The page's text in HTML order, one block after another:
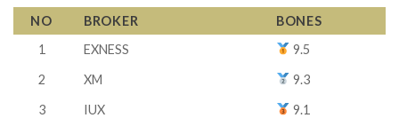
NO BROKER
BONES
1
EXNESS
9.5
2
XM
9.3
3
IUX
9.1